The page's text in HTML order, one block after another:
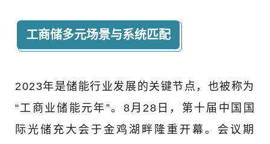
工商储多元场景与系统匹配
2023年是储能行业发展的关键节点，也被称为
“工商业储能元年”。 8月28日，第十届中国国
际光储充大会于金鸡湖畔隆重开幕。会议期